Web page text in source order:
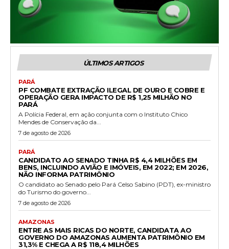
ÚLTIMOS ARTIGOS
PARÁ
PF COMBATE EXTRAÇÃO ILEGAL DE OURO E COBRE E
OPERAÇÃO GERA IMPACTO DE R$ 1,25 MILHÃO NO
PARÁ
A Polícia Federal, em ação conjunta com o Instituto Chico
Mendes de Conservação da...
7 de agosto de 2026
PARÁ
CANDIDATO AO SENADO TINHA R$ 4,4 MILHÕES EM
BENS, INCLUINDO AVIÃO E IMÓVEIS, EM 2022; EM 2026,
NÃO INFORMA PATRIMÔNIO
O candidato ao Senado pelo Pará Celso Sabino (PDT), ex-ministro
do Turismo do governo...
7 de agosto de 2026
AMAZONAS
ENTRE AS MAIS RICAS DO NORTE, CANDIDATA AO
GOVERNO DO AMAZONAS AUMENTA PATRIMÔNIO EM
31,3% E CHEGA A R$ 118,4 MILHÕES